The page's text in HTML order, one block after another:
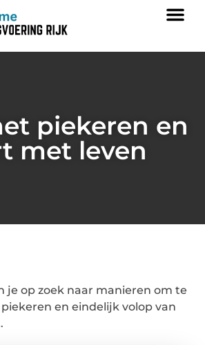
piekeren en
met leven
je op zoek naar manieren om te
en eindelijk volop van